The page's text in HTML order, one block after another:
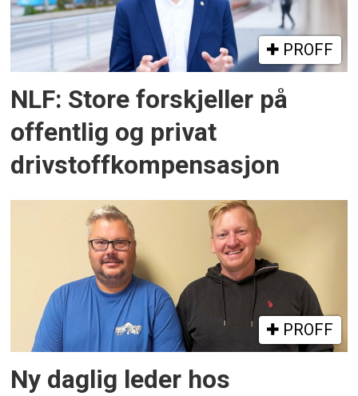
PROFF
NLF: Store forskjeller på
offentlig og privat
drivstoffkompensasjon
PROFF
Ny daglig leder hos